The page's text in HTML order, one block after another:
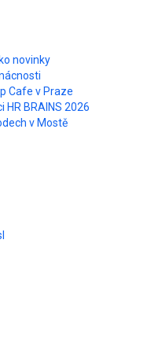
novinky
Cafe v Praze
HR BRAINS 2026
v Mostě